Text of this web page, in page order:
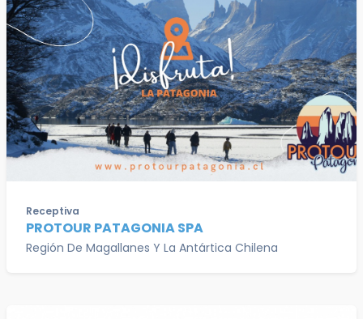
Receptiva
PROTOUR PATAGONIA SPA
Región De Magallanes Y La Antártica Chilena